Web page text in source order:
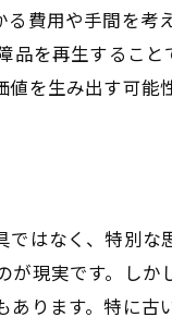
費用や手間を
品を再生するこ
を生み出す可能
はなく、特別
が現実です。し
ります。特に